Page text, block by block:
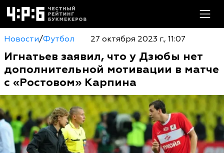
Новости/Футбол 27 октября 2023 г., 11:07
Игнатьев заявил, что у Дзюбы нет
дополнительной мотивации в матче
с «Ростовом» Карпина